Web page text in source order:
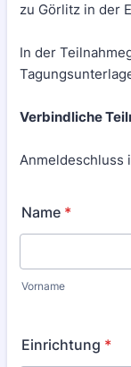
zu Görlitz in der
In der
Verbindliche
Anmeldeschluss
Name *
Vorname
Einrichtung *